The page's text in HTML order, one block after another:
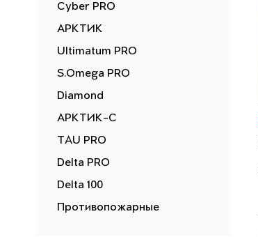
Cyber PRO
АРКТИК
Ultimatum PRO
S.Omega PRO
Diamond
АРКТИК-С
TAU PRO
Delta PRO
Delta 100
Противопожарные